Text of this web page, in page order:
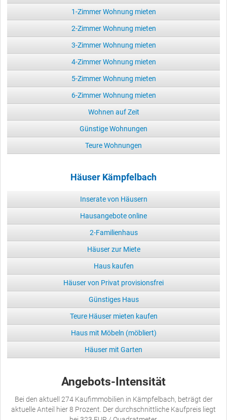
1-Zimmer Wohnung mieten
2-Zimmer Wohnung mieten
3-Zimmer Wohnung mieten
4-Zimmer Wohnung mieten
5-Zimmer Wohnung mieten
6-Zimmer Wohnung mieten
Wohnen auf Zeit
Günstige Wohnungen
Teure Wohnungen
Häuser Kämpfelbach
Inserate von Häusern
Hausangebote online
2-Familienhaus
Häuser zur Miete
Haus kaufen
Häuser von Privat provisionsfrei
Günstiges Haus
Teure Häuser mieten kaufen
Haus mit Möbeln (möbliert)
Häuser mit Garten
Angebots-Intensität
Bei den aktuell 274 Kaufimmobilien in Kämpfelbach, beträgt der
aktuelle Anteil hier 8 Prozent. Der durchschnittliche Kaufpreis liegt